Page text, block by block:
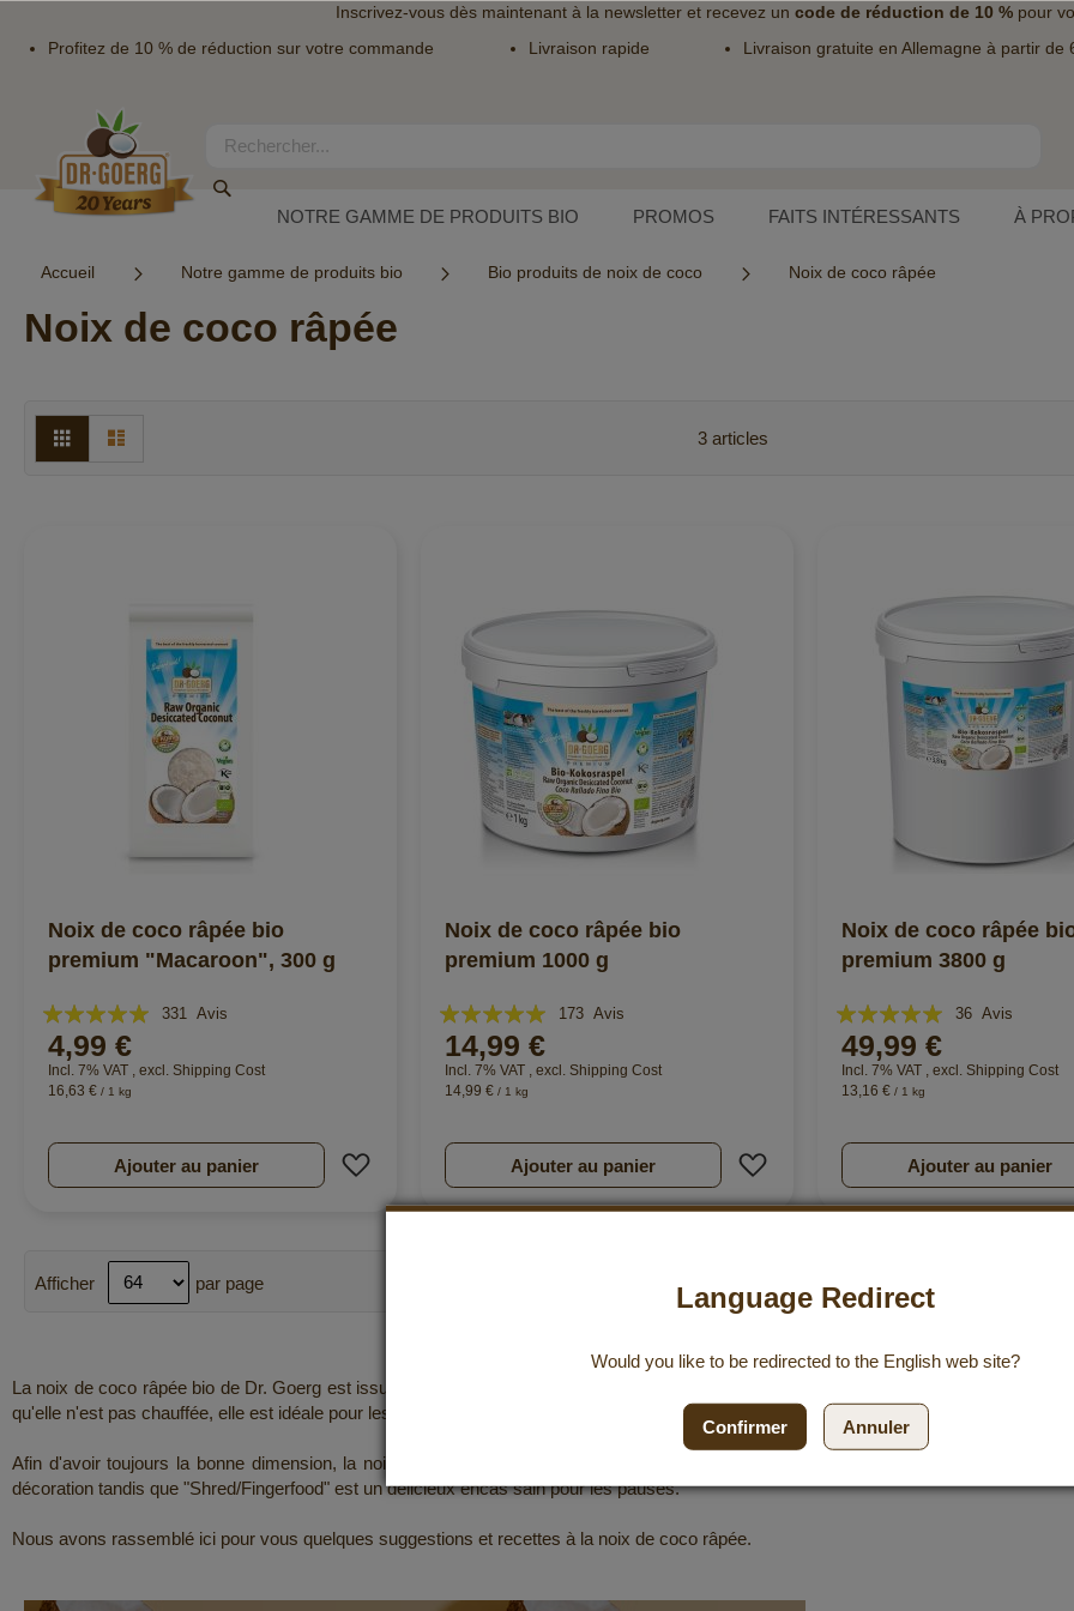
Inscrivez-vous dès maintenant à la newsletter et recevez un code de réduction de 10 % pour
Profitez de 10 % de réduction sur votre commande
Livraison rapide Livraison gratuite en Allemagne à partir de
contenu
Rechercher
NOTRE GAMME DE PRODUITS BIO
PROMOS FAITS INTÉRESSANTS À
Accueil Notre gamme de produits bio Bio produits de noix de coco Noix de coco râpée
Noix de coco râpée
Afficher
en
Grille 3articles
Noix de coco râpée bio
premium "Macaroon", 300 g
Évaluation:
99%
331 Avis
4,99 €
Incl. 7% VAT , excl. Shipping Cost
16,63 € / 1 kg
Ajouter au panier Ajouter à ma liste d’envie
Noix de coco râpée bio
premium 1000 g
Évaluation:
99%
173 Avis
14,99 €
Incl. 7% VAT , excl. Shipping Cost
14,99 € / 1 kg
Ajouter au panier Ajouter à ma liste d’envie
Noix de coco râpée
premium 3800 g
Évaluation:
100%
36 Avis
49,99 €
Incl. 7% VAT , excl. Shipping Cost
13,16 € / 1 kg
Ajouter au panier
Afficher par page
La noix de coco râpée bio de Dr. Goerg est issue à 100 % de la chair de fruits frais et est sans conservateur, sans colorant et sans
qu'elle n'est pas chauffée, elle est idéale pour les crudivores. La noix de coco râpée est naturellement sans glucose ni lactose et
Afin d'avoir toujours la bonne dimension, la noix de coco râpée bio premium de Dr. Goerg existe en deux tailles : "Macaroon"
décoration tandis que "Shred/Fingerfood" est un délicieux encas sain pour les pauses.
Nous avons rassemblé ici pour vous quelques suggestions et recettes à la noix de coco râpée.
Language Redirect
Would you like to be redirected to the English web site?
Confirmer Annuler